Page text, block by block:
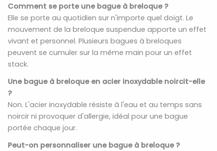
Comment se porte une bague à breloque ?
Elle se porte au quotidien sur n'importe quel doigt. Le
mouvement de la breloque suspendue apporte un effet
vivant et personnel. Plusieurs bagues à breloques
peuvent se cumuler sur la même main pour un effet
stack.
Une bague à breloque en acier inoxydable noircit-elle
?
Non. L'acier inoxydable résiste à l'eau et au temps sans
noircir ni provoquer d'allergie, idéal pour une bague
portée chaque jour.
Peut-on personnaliser une bague à breloque ?